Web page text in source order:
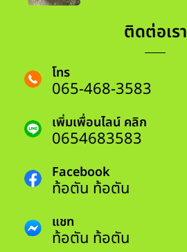
ติดต่อเรา
โทร
065-468-3583
เพิ่มเพื่อนไลน์ คลิก
0654683583
Facebook
ท้อตัน ท้อตัน
แชท
ท้อตัน ท้อตัน